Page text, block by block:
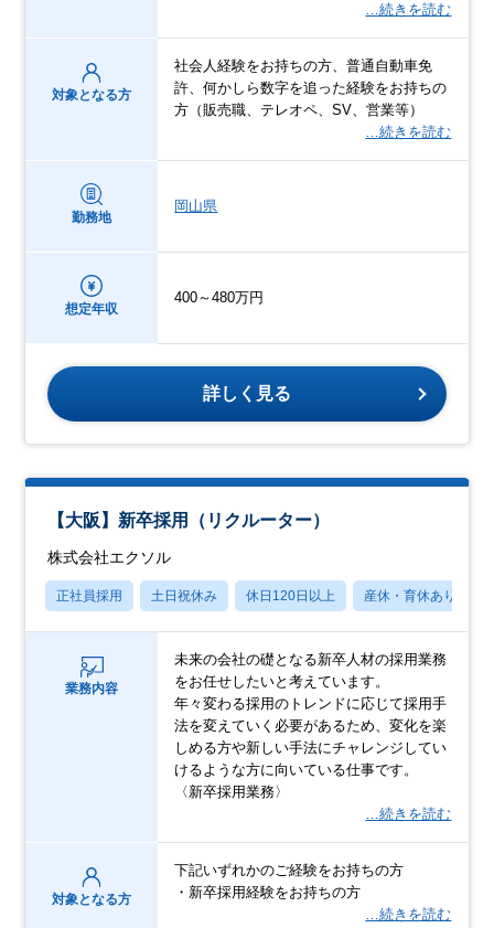
…続きを読む
対象となる方
社会人経験をお持ちの方、普通自動車免
許、何かしら数字を追った経験をお持ちの
方（販売職、テレオペ、SV、営業等）
…続きを読む
勤務地
岡山県
想定年収
400～480万円
詳しく見る
【大阪】新卒採用（リクルーター）
株式会社エクソル
正社員採用 土日祝休み 休日120日以上 産休・育休あり
業務内容
未来の会社の礎となる新卒人材の採用業務
をお任せしたいと考えています。
年々変わる採用のトレンドに応じて採用手
法を変えていく必要があるため、変化を楽
しめる方や新しい手法にチャレンジしてい
けるような方に向いている仕事です。
〈新卒採用業務〉
…続きを読む
対象となる方
下記いずれかのご経験をお持ちの方
・新卒採用経験をお持ちの方
…続きを読む